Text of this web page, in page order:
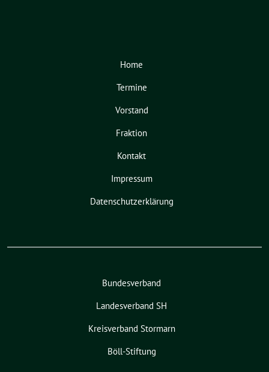
Home
Termine
Vorstand
Fraktion
Kontakt
Impressum
Datenschutzerklärung
Bundesverband
Landesverband SH
Kreisverband Stormarn
Böll-Stiftung